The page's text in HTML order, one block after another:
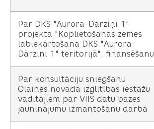
Par DKS "Aurora-Dārziņi 1"
projekta "Koplietošanas zemes
labiekārtošana DKS "Aurora-
Dārziņi 1" teritorijā", finansēšanu
Par konsultāciju sniegšanu
Olaines novada izglītības iestāžu
vadītājiem par VIIS datu bāzes
jauninājumu izmantošanu darbā